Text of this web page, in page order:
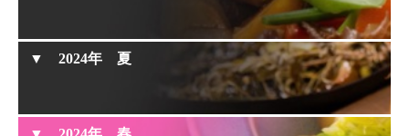
鉄鍋でもくっつかずに『サンマの塩焼き』
きのこのおこわ
2024年 夏